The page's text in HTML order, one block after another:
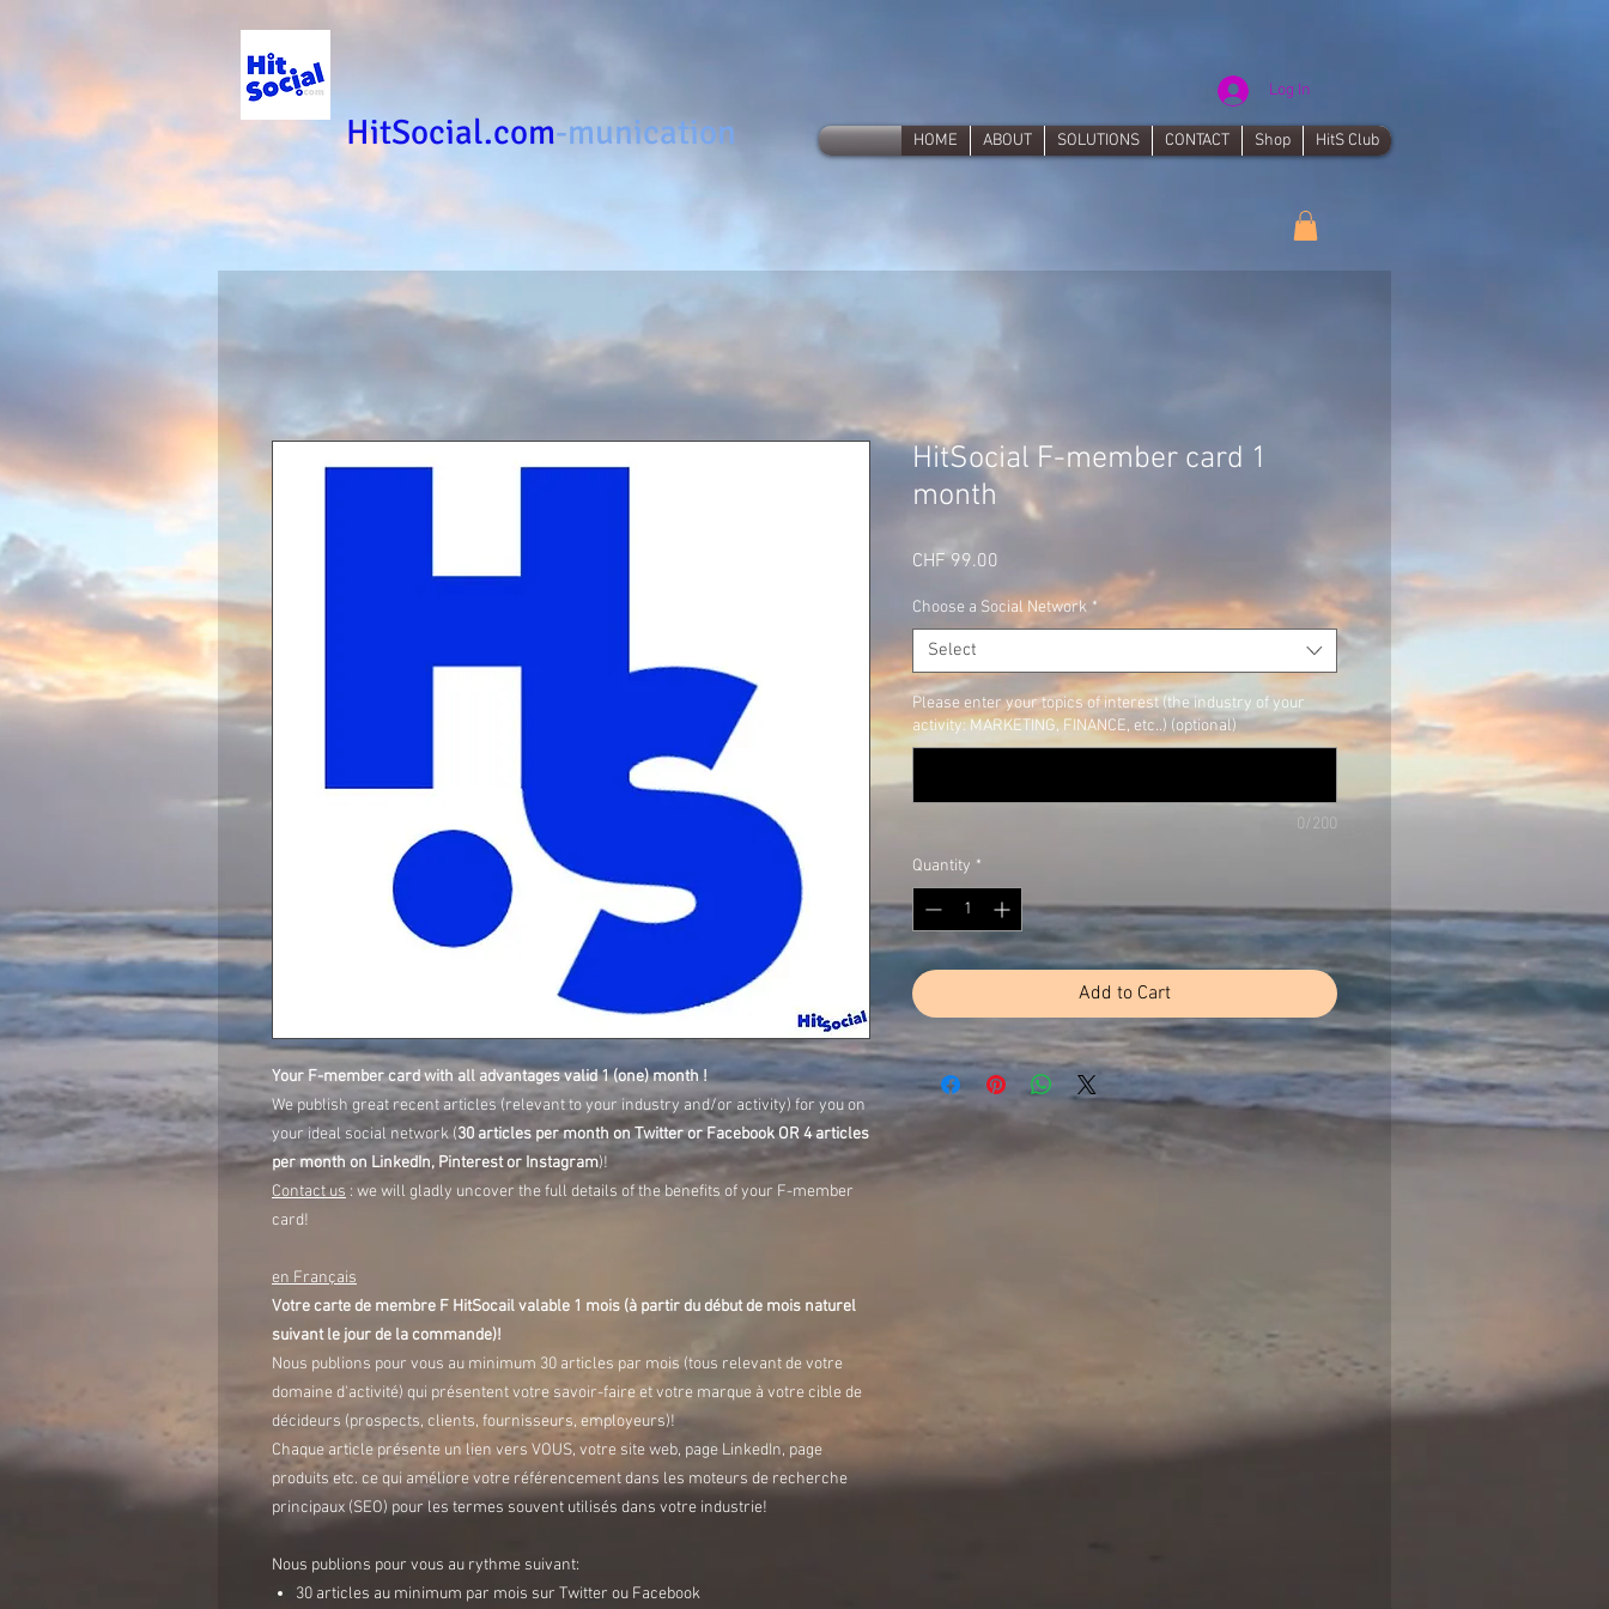
HitSocial.com-munication
Log In
HOME ABOUT SOLUTIONS CONTACT Shop HitS Club
Your F-member card with all advantages valid 1 (one) month !
We publish great recent articles (relevant to your industry and/or activity) for you on
your ideal social network (30 articles per month on Twitter or Facebook OR 4 articles
per month on LinkedIn, Pinterest or Instagram)!
Contact us : we will gladly uncover the full details of the benefits of your F-member
card!
en Français
Votre carte de membre F HitSocail valable 1 mois (à partir du début de mois naturel
suivant le jour de la commande)!
Nous publions pour vous au minimum 30 articles par mois (tous relevant de votre
domaine d'activité) qui présentent votre savoir-faire et votre marque à votre cible de
décideurs (prospects, clients, fournisseurs, employeurs)!
Chaque article présente un lien vers VOUS, votre site web, page LinkedIn, page
produits etc. ce qui améliore votre référencement dans les moteurs de recherche
principaux (SEO) pour les termes souvent utilisés dans votre industrie!
Nous publions pour vous au rythme suivant:
30 articles au minimum par mois sur Twitter ou Facebook
HitSocial F-member card 1
month
CHF 99.00
Choose a Social Network *
Select
Please enter your topics of interest (the industry of your
activity: MARKETING, FINANCE, etc..) (optional)
0/200
Quantity *
Add to Cart